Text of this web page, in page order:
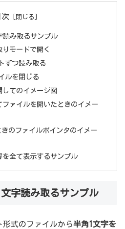
次
読み取るサンプル
モードで開く
ずつ読み取る
ルを閉じる
てのイメージ図
ァイルを開いたときのイメー
のファイルポインタのイメー
を全て表示するサンプル
字読み取るサンプル
式のファイルから半角1文字を